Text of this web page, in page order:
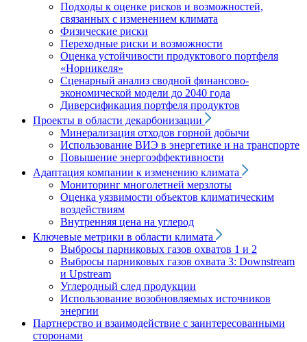
Подходы к оценке рисков и возможностей,
связанных с изменением климата
Физические риски
Переходные риски и возможности
Оценка устойчивости продуктового портфеля
«Норникеля»
Сценарный анализ сводной финансово-
экономической модели до 2040 года
Диверсификация портфеля продуктов
Проекты в области декарбонизации
Минерализация отходов горной добычи
Использование ВИЭ в энергетике и на транспорте
Повышение энергоэффективности
Адаптация компании к изменению климата
Мониторинг многолетней мерзлоты
Оценка уязвимости объектов климатическим
воздействиям
Внутренняя цена на углерод
Ключевые метрики в области климата
Выбросы парниковых газов охватов 1 и 2
Выбросы парниковых газов охвата 3: Downstream
и Upstream
Углеродный след продукции
Использование возобновляемых источников
энергии
Партнерство и взаимодействие с заинтересованными
сторонами